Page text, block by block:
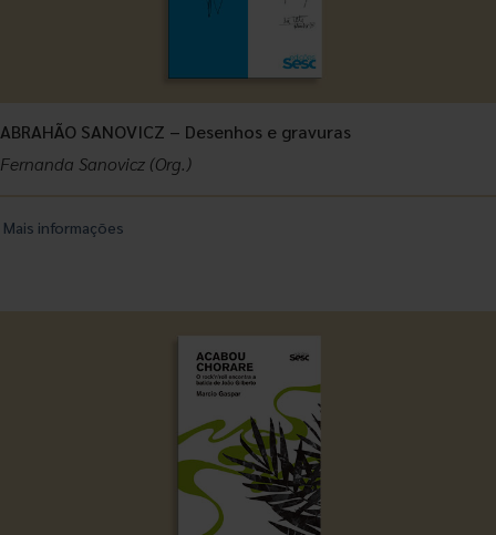
ABRAHÃO SANOVICZ – Desenhos e gravuras
Fernanda Sanovicz (Org.)
Mais informações